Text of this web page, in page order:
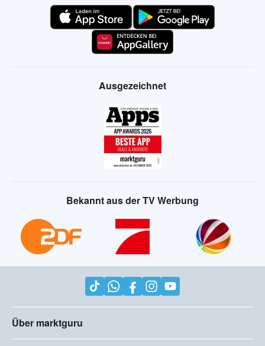
Ausgezeichnet
Bekannt aus der TV Werbung
Über marktguru